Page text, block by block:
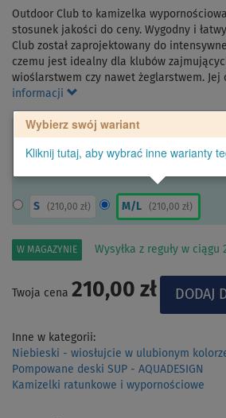
Outdoor Club to kamizelka
stosunek jakości do ceny. Wygodny i
Club został zaprojektowany do
czemu jest idealny dla klubów
wioślarstwem czy nawet żeglarstwem.
informacji
Wybierz swój wariant
Kliknij tutaj, aby wybrać inne warianty
S ( 210,00 zł) M/L (210,00 zł)
W MAGAZYNIE Wysyłka z reguły w ciągu
Twoja cena 210,00 zł
Inne w kategorii:
Niebieski - wiosłujcie w ulubionym
Pompowane deski SUP - AQUADESIGN
Kamizelki ratunkowe i wypornościowe